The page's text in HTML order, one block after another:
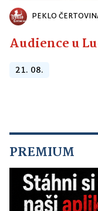
PEKLO
Audience u
21. 08.
PREMIUM